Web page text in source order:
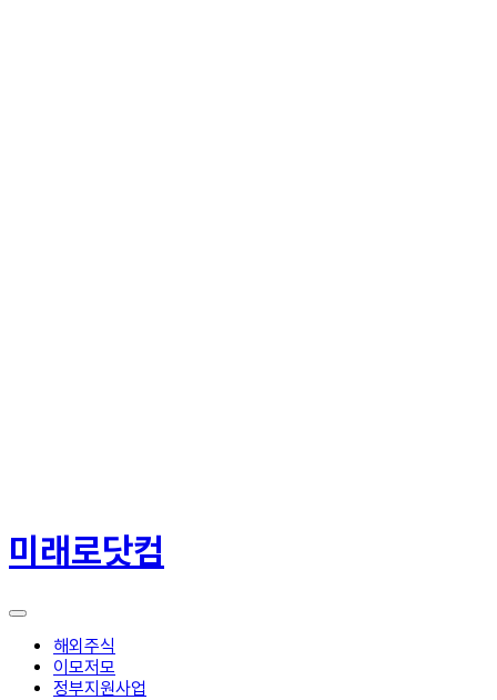
텐
츠
너
미래로닷컴
해외주식
이모저모
정부지원사업